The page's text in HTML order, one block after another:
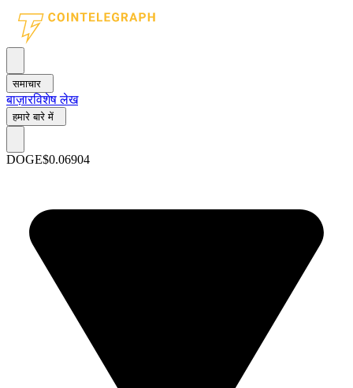
समाचार
बाज़ारविशेष लेख
हमारे बारे में
DOGE$0.06904